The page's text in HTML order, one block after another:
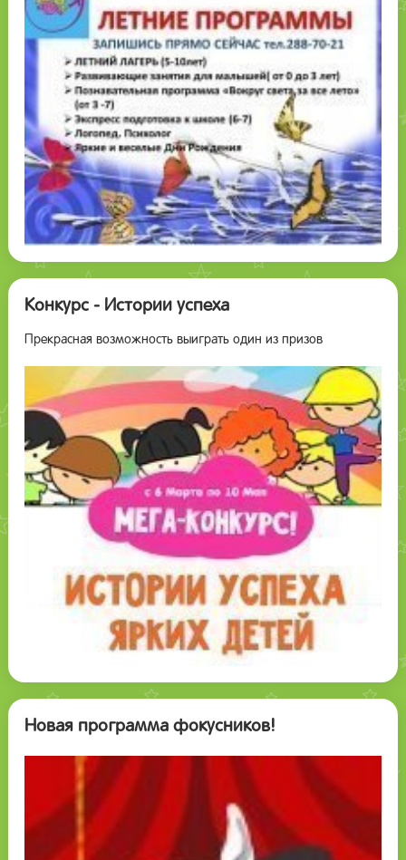
Конкурс - Истории успеха
Прекрасная возможность выиграть один из призов
Новая программа фокусников!